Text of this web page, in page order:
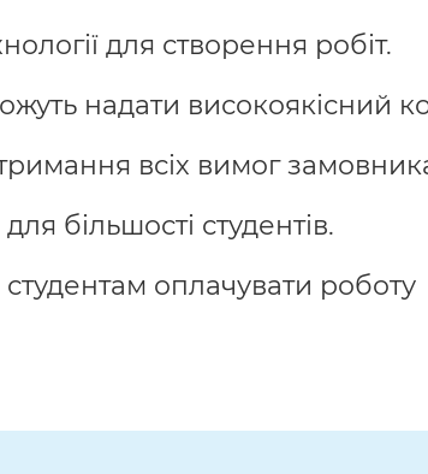
для створення робіт.
надати високоякісний
всіх вимог
більшості студентів.
оплачувати роботу